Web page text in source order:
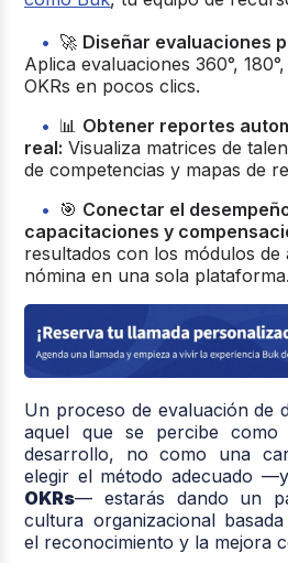
🚀 Diseñar evaluaciones
Aplica evaluaciones 360°,
OKRs en pocos clics.
📊 Obtener reportes
real: Visualiza matrices de
de competencias y mapas de
🎯 Conectar el
capacitaciones y
resultados con los módulos de
nómina en una sola plataforma.
Un proceso de evaluación de
aquel que se percibe como
desarrollo, no como una
elegir el método adecuado
OKRs— estarás dando un
cultura organizacional
el reconocimiento y la mejora